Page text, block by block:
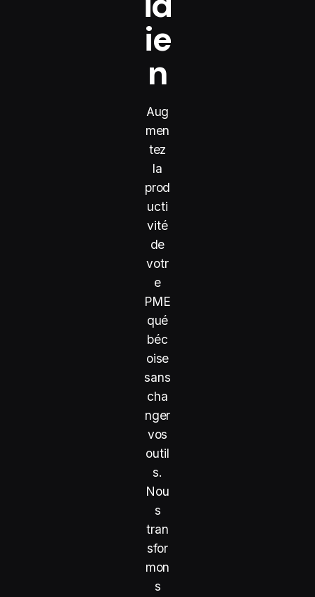
ie
n
Aug
men
tez
la
prod
ucti
vité
de
votr
e
PME
qué
béc
oise
sans
cha
nger
vos
outil
s.
Nou
s
tran
sfor
mon
s